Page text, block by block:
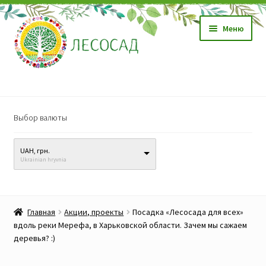
Перейти
к
навигации
Перейти
к
содержимому
Меню
Саженцы
Семена
меню
Прайс-лист
Выбор валюты
UAH, грн.
Ukrainian hryvnia
Главная Акции, проекты
Посадка «Лесосада для всех»
вдоль реки Мерефа, в Харьковской области. Зачем мы сажаем
деревья? :)